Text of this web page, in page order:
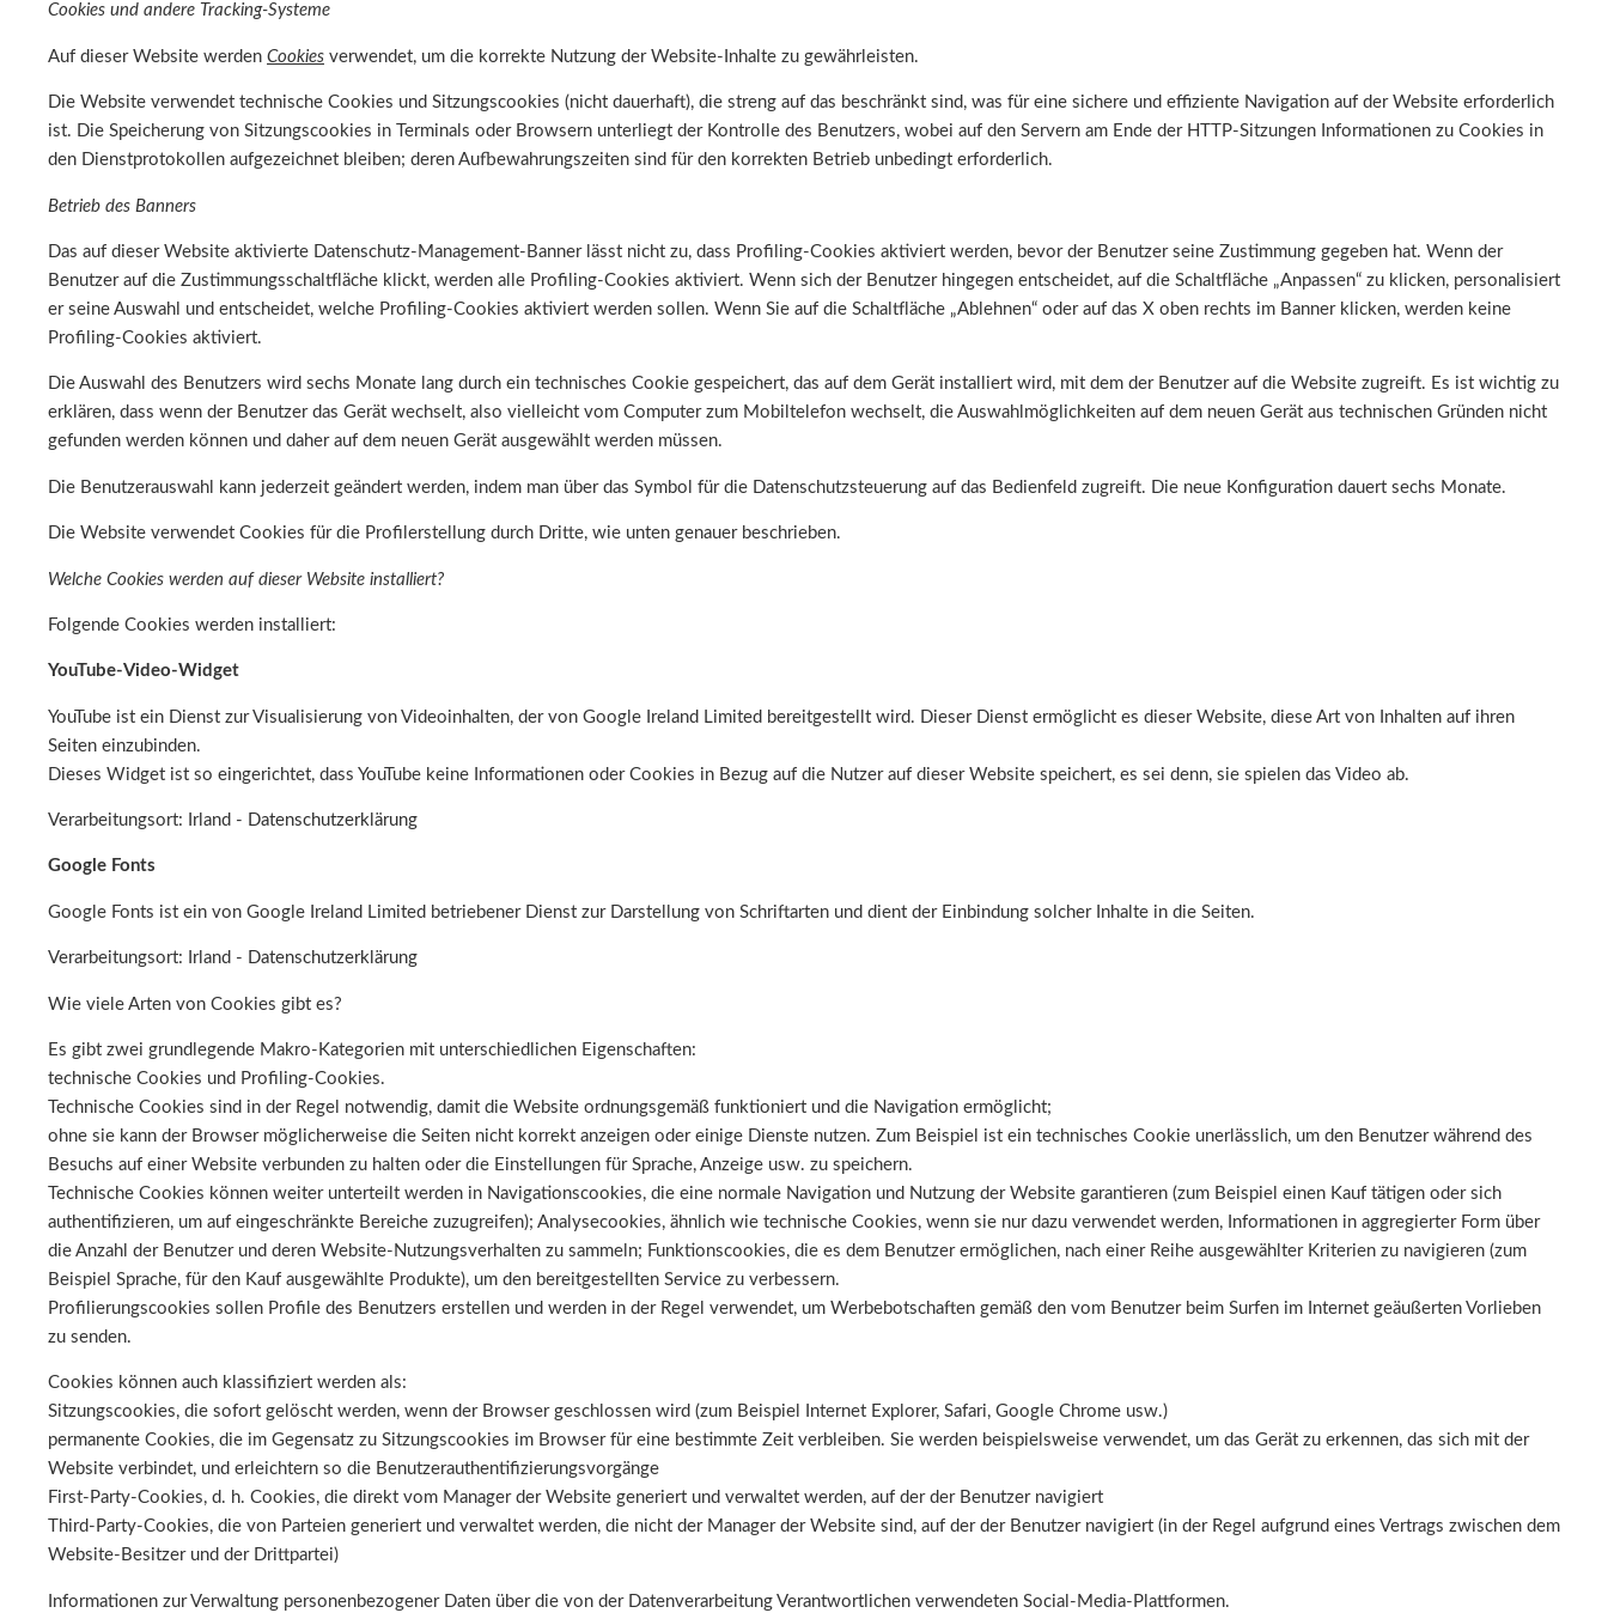
Cookies und andere Tracking-Systeme
Auf dieser Website werden Cookies verwendet, um die korrekte Nutzung der Website-Inhalte zu gewährleisten.
Die Website verwendet technische Cookies und Sitzungscookies (nicht dauerhaft), die streng auf das beschränkt sind, was für eine sichere und effiziente Navigation auf der Website erforderlich
ist. Die Speicherung von Sitzungscookies in Terminals oder Browsern unterliegt der Kontrolle des Benutzers, wobei auf den Servern am Ende der HTTP-Sitzungen Informationen zu Cookies in
den Dienstprotokollen aufgezeichnet bleiben; deren Aufbewahrungszeiten sind für den korrekten Betrieb unbedingt erforderlich.
Betrieb des Banners
Das auf dieser Website aktivierte Datenschutz-Management-Banner lässt nicht zu, dass Profiling-Cookies aktiviert werden, bevor der Benutzer seine Zustimmung gegeben hat. Wenn der
Benutzer auf die Zustimmungsschaltfläche klickt, werden alle Profiling-Cookies aktiviert. Wenn sich der Benutzer hingegen entscheidet, auf die Schaltfläche „Anpassen“ zu klicken, personalisiert
er seine Auswahl und entscheidet, welche Profiling-Cookies aktiviert werden sollen. Wenn Sie auf die Schaltfläche „Ablehnen“ oder auf das X oben rechts im Banner klicken, werden keine
Profiling-Cookies aktiviert.
Die Auswahl des Benutzers wird sechs Monate lang durch ein technisches Cookie gespeichert, das auf dem Gerät installiert wird, mit dem der Benutzer auf die Website zugreift. Es ist wichtig zu
erklären, dass wenn der Benutzer das Gerät wechselt, also vielleicht vom Computer zum Mobiltelefon wechselt, die Auswahlmöglichkeiten auf dem neuen Gerät aus technischen Gründen nicht
gefunden werden können und daher auf dem neuen Gerät ausgewählt werden müssen.
Die Benutzerauswahl kann jederzeit geändert werden, indem man über das Symbol für die Datenschutzsteuerung auf das Bedienfeld zugreift. Die neue Konfiguration dauert sechs Monate.
Die Website verwendet Cookies für die Profilerstellung durch Dritte, wie unten genauer beschrieben.
Welche Cookies werden auf dieser Website installiert?
Folgende Cookies werden installiert:
YouTube-Video-Widget
YouTube ist ein Dienst zur Visualisierung von Videoinhalten, der von Google Ireland Limited bereitgestellt wird. Dieser Dienst ermöglicht es dieser Website, diese Art von Inhalten auf ihren
Seiten einzubinden.
Dieses Widget ist so eingerichtet, dass YouTube keine Informationen oder Cookies in Bezug auf die Nutzer auf dieser Website speichert, es sei denn, sie spielen das Video ab.
Verarbeitungsort: Irland - Datenschutzerklärung
Google Fonts
Google Fonts ist ein von Google Ireland Limited betriebener Dienst zur Darstellung von Schriftarten und dient der Einbindung solcher Inhalte in die Seiten.
Verarbeitungsort: Irland - Datenschutzerklärung
Wie viele Arten von Cookies gibt es?
Es gibt zwei grundlegende Makro-Kategorien mit unterschiedlichen Eigenschaften:
technische Cookies und Profiling-Cookies.
Technische Cookies sind in der Regel notwendig, damit die Website ordnungsgemäß funktioniert und die Navigation ermöglicht;
ohne sie kann der Browser möglicherweise die Seiten nicht korrekt anzeigen oder einige Dienste nutzen. Zum Beispiel ist ein technisches Cookie unerlässlich, um den Benutzer während des
Besuchs auf einer Website verbunden zu halten oder die Einstellungen für Sprache, Anzeige usw. zu speichern.
Technische Cookies können weiter unterteilt werden in Navigationscookies, die eine normale Navigation und Nutzung der Website garantieren (zum Beispiel einen Kauf tätigen oder sich
authentifizieren, um auf eingeschränkte Bereiche zuzugreifen); Analysecookies, ähnlich wie technische Cookies, wenn sie nur dazu verwendet werden, Informationen in aggregierter Form über
die Anzahl der Benutzer und deren Website-Nutzungsverhalten zu sammeln; Funktionscookies, die es dem Benutzer ermöglichen, nach einer Reihe ausgewählter Kriterien zu navigieren (zum
Beispiel Sprache, für den Kauf ausgewählte Produkte), um den bereitgestellten Service zu verbessern.
Profilierungscookies sollen Profile des Benutzers erstellen und werden in der Regel verwendet, um Werbebotschaften gemäß den vom Benutzer beim Surfen im Internet geäußerten Vorlieben
zu senden.
Cookies können auch klassifiziert werden als:
Sitzungscookies, die sofort gelöscht werden, wenn der Browser geschlossen wird (zum Beispiel Internet Explorer, Safari, Google Chrome usw.)
permanente Cookies, die im Gegensatz zu Sitzungscookies im Browser für eine bestimmte Zeit verbleiben. Sie werden beispielsweise verwendet, um das Gerät zu erkennen, das sich mit der
Website verbindet, und erleichtern so die Benutzerauthentifizierungsvorgänge
First-Party-Cookies, d. h. Cookies, die direkt vom Manager der Website generiert und verwaltet werden, auf der der Benutzer navigiert
Third-Party-Cookies, die von Parteien generiert und verwaltet werden, die nicht der Manager der Website sind, auf der der Benutzer navigiert (in der Regel aufgrund eines Vertrags zwischen dem
Website-Besitzer und der Drittpartei)
Informationen zur Verwaltung personenbezogener Daten über die von der Datenverarbeitung Verantwortlichen verwendeten Social-Media-Plattformen.